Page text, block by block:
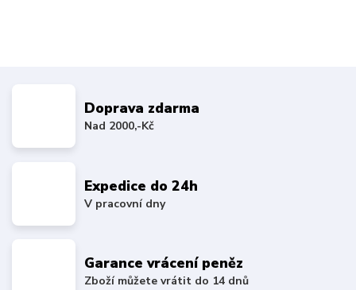
Doprava zdarma
Nad 2000,-Kč
Expedice do 24h
V pracovní dny
Garance vrácení peněz
Zboží můžete vrátit do 14 dnů